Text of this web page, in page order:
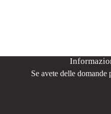
Se avete delle